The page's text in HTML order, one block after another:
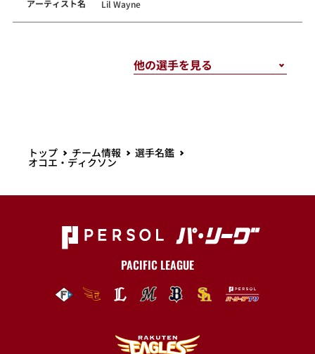
アーティスト名
Lil Wayne
トップ チーム情報 選手名鑑
オコエ・ディクソン
PACIFIC LEAGUE